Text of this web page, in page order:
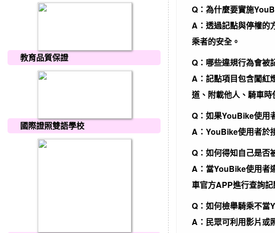
Q：為什麼要實施
A：透過記點與停權的
乘者的安全。
Q：哪些違規行為會被
A：記點項目包含闖紅
道、附載他人、騎車
Q：如果YouBike使用
A：YouBike使用者於
Q：如何得知自己是否
A：當YouBike使用者
車官方APP進行查詢記
Q：如何檢舉騎乘不當
A：民眾可利用影片或
教育品質保證
國際證照雙語學校